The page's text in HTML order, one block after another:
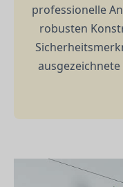
professionelle
robusten